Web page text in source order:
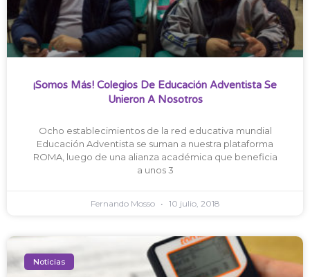
¡Somos Más! Colegios De Educación Adventista Se
Unieron A Nosotros
Ocho establecimientos de la red educativa mundial
Educación Adventista se suman a nuestra plataforma
ROMA, luego de una alianza académica que beneficia
a unos 3
Fernando Mosso 10 julio, 2018
Noticias